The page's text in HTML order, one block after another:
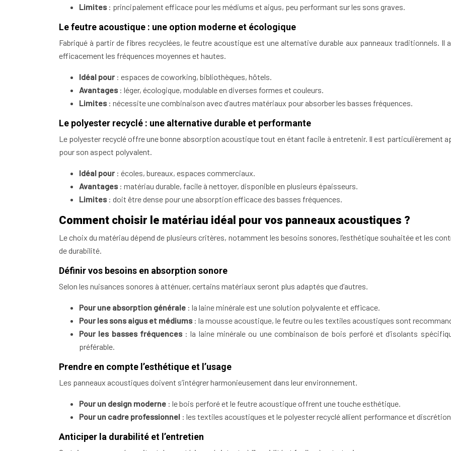
Limites: principalement efficace pour les médiums et aigus, peu performant sur les sons graves.
Le feutre acoustique : une option moderne et écologique
Fabriqué à partir de fibres recyclées, le feutre acoustique est une alternative durable aux panneaux traditionnels. Il
efficacement les fréquences moyennes et hautes.
Idéal pour : espaces de coworking, bibliothèques, hôtels.
Avantages: léger, écologique, modulable en diverses formes et couleurs.
Limites: nécessite une combinaison avec d’autres matériaux pour absorber les basses fréquences.
Le polyester recyclé : une alternative durable et performante
Le polyester recyclé offre une bonne absorption acoustique tout en étant facile à entretenir. Il est particulièrement
pour son aspect polyvalent.
Idéal pour : écoles, bureaux, espaces commerciaux.
Avantages: matériau durable, facile à nettoyer, disponible en plusieurs épaisseurs.
Limites: doit être dense pour une absorption efficace des basses fréquences.
Comment choisir le matériau idéal pour vos panneaux acoustiques ?
Le choix du matériau dépend de plusieurs critères, notamment les besoins sonores, l’esthétique souhaitée et les
de durabilité.
Définir vos besoins en absorption sonore
Selon les nuisances sonores à atténuer, certains matériaux seront plus adaptés que d’autres.
Pour une absorption générale : la laine minérale est une solution polyvalente et efficace.
Pour les sons aigus et médiums: la mousse acoustique, le feutre ou les textiles acoustiques sont
Pour les basses fréquences: la laine minérale ou une combinaison de bois perforé et d’isolants
préférable.
Prendre en compte l’esthétique et l’usage
Les panneaux acoustiques doivent s’intégrer harmonieusement dans leur environnement.
Pour un design moderne : le bois perforé et le feutre acoustique offrent une touche esthétique.
Pour un cadre professionnel : les textiles acoustiques et le polyester recyclé allient performance et
Anticiper la durabilité et l’entretien